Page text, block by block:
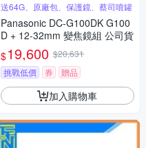
送64G、原廠包、保護鏡、蔡司噴罐
Panasonic DC-G100DK G100
D + 12-32mm 變焦鏡組 公司貨
$19,600 $20,631
挑戰低價
券 贈品
加入購物車